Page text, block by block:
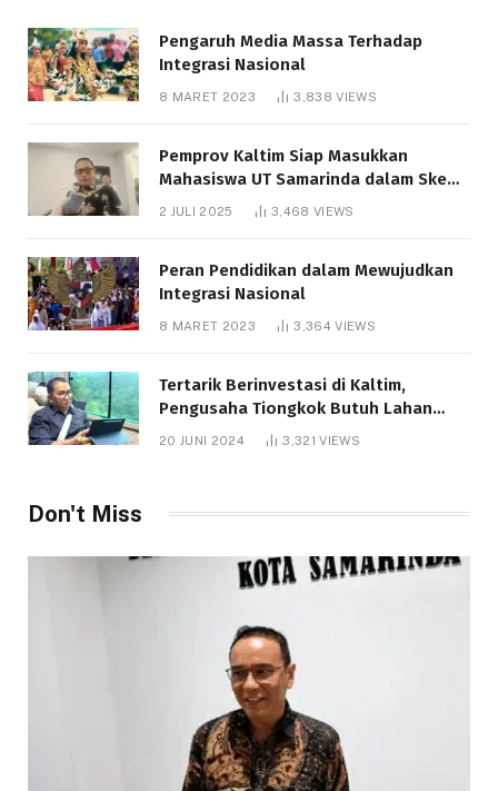
Pengaruh Media Massa Terhadap
Integrasi Nasional
8 MARET 2023 3,838VIEWS
Pemprov Kaltim Siap Masukkan
Mahasiswa UT Samarinda dalam Skema
Bantuan Pendidikan Gratispol
2 JULI 2025 3,468 VIEWS
Peran Pendidikan dalam Mewujudkan
Integrasi Nasional
8 MARET 2023 3,364VIEWS
Tertarik Berinvestasi di Kaltim,
Pengusaha Tiongkok Butuh Lahan
1.000 Hektare
20 JUNI 2024 3,321VIEWS
Don't Miss